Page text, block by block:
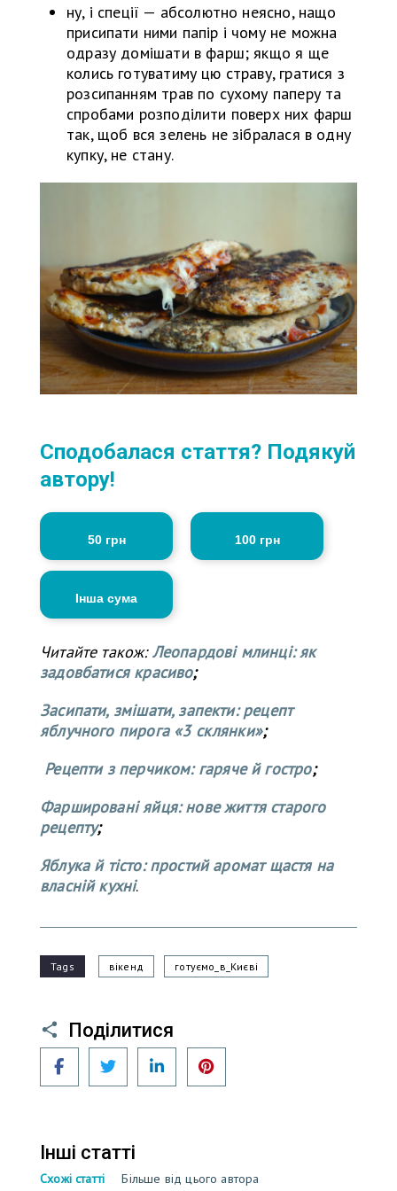
ну, і спеції — абсолютно неясно, нащо
присипати ними папір і чому не можна
одразу домішати в фарш; якщо я ще
колись готуватиму цю страву, гратися з
розсипанням трав по сухому паперу та
спробами розподілити поверх них фарш
так, щоб вся зелень не зібралася в одну
купку, не стану.
Сподобалася стаття? Подякуй
автору!
50 грн 100 грн
Інша сума
Читайте також: Леопардові млинці: як
задовбатися красиво;
Засипати, змішати, запекти: рецепт
яблучного пирога «3 склянки»;
Рецепти з перчиком: гаряче й гостро;
Фаршировані яйця: нове життя старого
рецепту;
Яблука й тісто: простий аромат щастя на
власній кухні.
Tags вікенд готуємо_в_Києві
Поділитися
FacebookTwitter LinkedIn
Інші статті
Схожі статті Більше від цього автора